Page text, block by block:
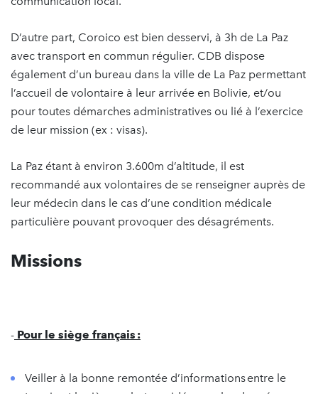
D’autre part, Coroico est bien desservi, à 3h de La Paz
avec transport en commun régulier. CDB dispose
également d’un bureau dans la ville de La Paz permettant
l’accueil de volontaire à leur arrivée en Bolivie, et/ou
pour toutes démarches administratives ou lié à l’exercice
de leur mission (ex : visas).
La Paz étant à environ 3.600m d’altitude, il est
recommandé aux volontaires de se renseigner auprès de
leur médecin dans le cas d’une condition médicale
particulière pouvant provoquer des désagréments.
Missions
- Pour le siège français :
Veiller à la bonne remontée d’informations entre le